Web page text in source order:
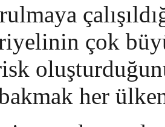
çok
her